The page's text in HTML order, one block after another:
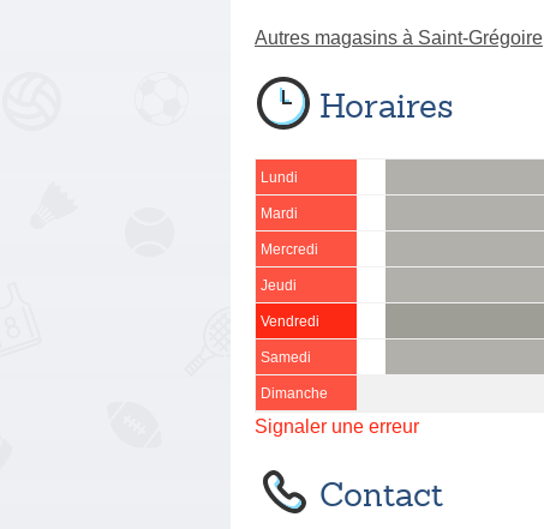
Autres magasins à Saint-Grégoire
Horaires
Lundi
Mardi
Mercredi
Jeudi
Vendredi
Samedi
Dimanche
Signaler une erreur
Contact